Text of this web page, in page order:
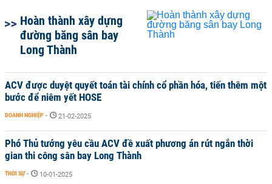
Hoàn thành xây dựng
đường băng sân bay
Long Thành
ACV được duyệt quyết toán tài chính cổ phần hóa, tiến thêm một
bước để niêm yết HOSE
DOANH NGHIỆP - 21-02-2025
Phó Thủ tướng yêu cầu ACV đề xuất phương án rút ngắn thời
gian thi công sân bay Long Thành
THỜI SỰ - 10-01-2025